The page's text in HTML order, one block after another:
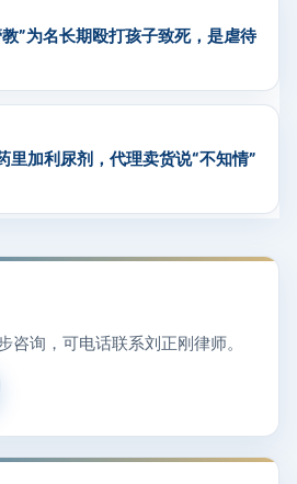
”为名长期殴打孩子致死，是虐待
里加利尿剂，代理卖货说“不知情”
咨询，可电话联系刘正刚律师。